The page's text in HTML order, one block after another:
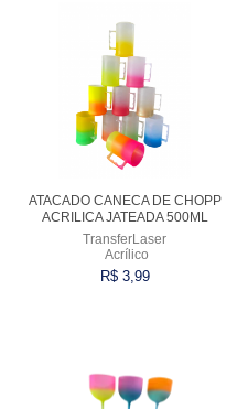
ATACADO CANECA DE CHOPP
ACRILICA JATEADA 500ML
TransferLaser
Acrílico
R$ 3,99